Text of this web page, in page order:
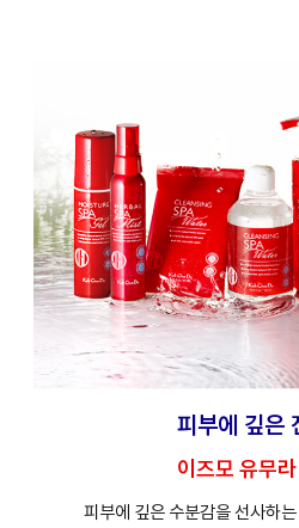
클렌징
피부에 깊은
이즈모 유무
피부에 깊은 수분감을 선사하